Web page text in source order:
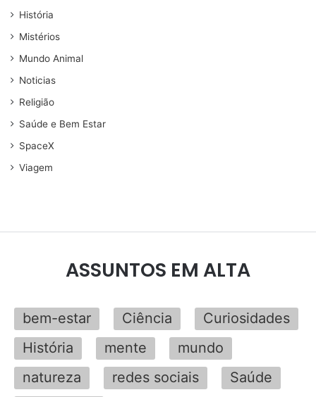
História
Mistérios
Mundo Animal
Noticias
Religião
Saúde e Bem Estar
SpaceX
Viagem
ASSUNTOS EM ALTA
bem-estar Ciência
Curiosidades
História
mente
mundo
natureza
redes sociais
Saúde